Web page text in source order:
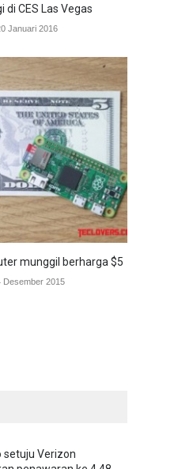
di CES Las Vegas
Januari 2016
munggil berharga $5
Desember 2015
setuju Verizon